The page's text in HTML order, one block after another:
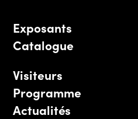
Exposants
Catalogue
Visiteurs
Programme
Actualités